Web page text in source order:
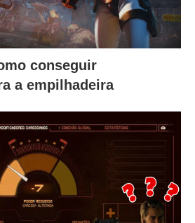
conseguir
a empilhadeira